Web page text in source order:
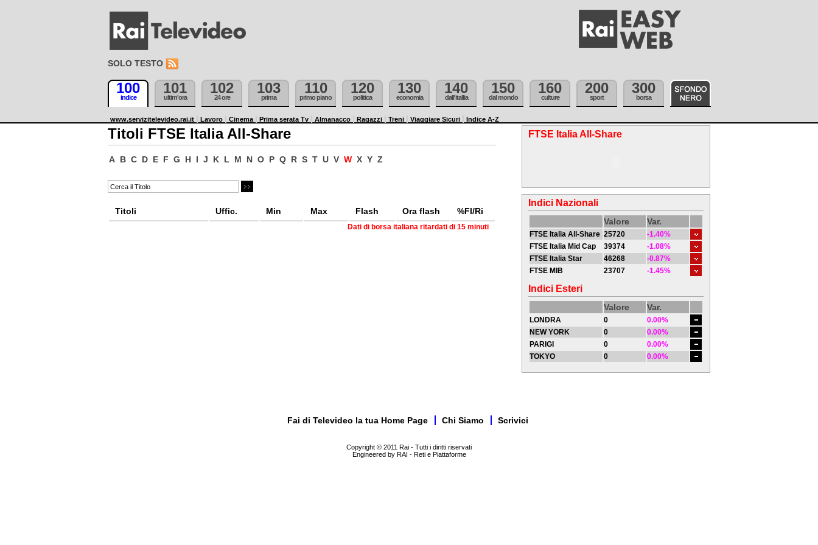
SOLO TESTO
100
indice
101
ultim'ora
102
24 ore
103
prima
110
primo piano
120
politica
130
economia
140
dall'itallia
150
dal mondo
160
culture
200
sport
300
borsa
www.servizitelevideo.rai.it Lavoro Cinema Prima serata Tv Almanacco Ragazzi Treni Viaggiare Sicuri Indice A-Z
Titoli FTSE Italia All-Share
A B C D E F G H I J K L M N O P Q R S T U V W X Y Z
Titoli Uffic. Min Max Flash Ora flash %Fl/Ri
Dati di borsa italiana ritardati di 15 minuti
FTSE Italia All-Share
Indici Nazionali
Valore Var.
FTSE Italia All-Share 25720
-1.40%
FTSE Italia Mid Cap
39374
-1.08%
FTSE Italia Star
46268
-0.87%
FTSE MIB
23707 -1.45%
Indici Esteri
Valore Var.
LONDRA 0
0.00%
NEW YORK
0
0.00%
PARIGI
0
0.00%
TOKYO
0 0.00%
Fai di Televideo la tua Home Page Chi Siamo Scrivici
Copyright © 2011 Rai - Tutti i diritti riservati
Engineered by RAI - Reti e Piattaforme